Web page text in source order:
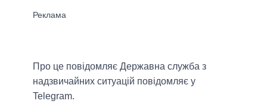
Про це повідомляє Державна служба з
надзвичайних ситуацій повідомляє у
Telegram.